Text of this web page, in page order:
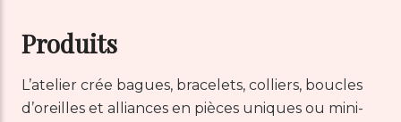
Produits
L’atelier crée bagues, bracelets, colliers, boucles
d’oreilles et alliances en pièces uniques ou mini-